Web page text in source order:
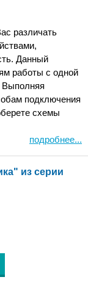
различать
Данный
работы с одной
Выполняя
подключения
схемы
подробнее...
из серии